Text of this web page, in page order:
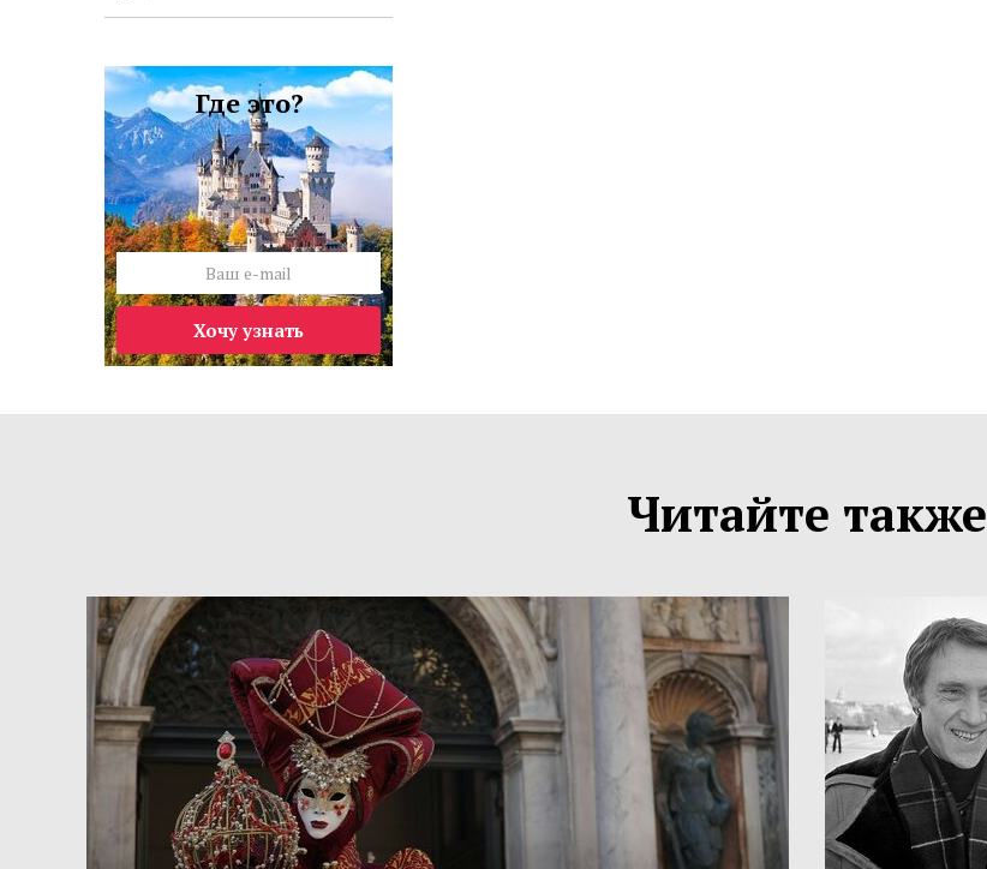
Где это?
Хочу узнать
Читайте также